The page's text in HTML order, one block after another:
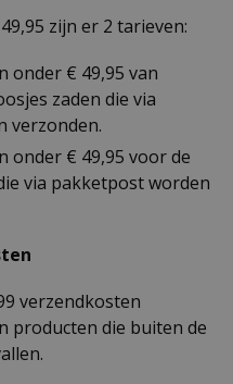
zijn er 2 tarieven:
onder € 49,95 van
zaden die via
verzonden.
onder € 49,95 voor de
via pakketpost worden
verzendkosten
producten die buiten de